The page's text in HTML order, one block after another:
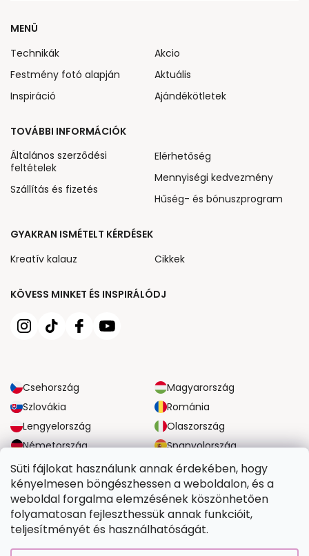
Süti fájlokat használunk annak érdekében, hogy
kényelmesen böngészhessen a weboldalon, és a
weboldal forgalma elemzésének köszönhetően
folyamatosan fejleszthessük annak funkcióit,
teljesítményét és használhatóságát.
KÖVESS MINKET ÉS INSPIRÁLÓDJ
Csehország
Magyarország
Szlovákia
Románia
Lengyelország
Olaszország
Németország
Spanyolország
Nagy-Britannia
Ausztria
MENÜ
Technikák
Festmény fotó alapján
Inspiráció
Akcio
Aktuális
Ajándékötletek
TOVÁBBI INFORMÁCIÓK
Általános szerződési
feltételek
Szállítás és fizetés
Elérhetőség
Mennyiségi kedvezmény
Hűség- és bónuszprogram
GYAKRAN ISMÉTELT KÉRDÉSEK
Kreatív kalauz
Cikkek
MEGBÍZHATÓ SZÁLLÍTÁSI LEHETŐSÉGEK